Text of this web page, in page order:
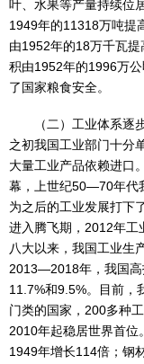
叶、水果等产量持续位
1949年的11318万吨提
由1952年的18万千瓦
积由1952年的1996万
了国家粮食安全。
（二）工业体系逐
之初我国工业部门十分
大量工业产品依赖进口
幕，上世纪50—70年代
为之后的工业发展打下
进入腾飞期，2012年工
八大以来，我国工业生
2013—2018年，我国高
11.7%和9.5%。目前，
门类的国家，200多种
2010年起稳居世界首
1949年增长114倍；钢